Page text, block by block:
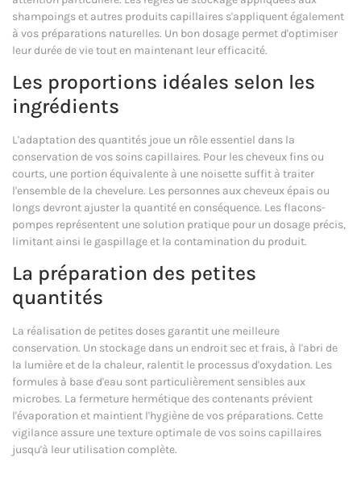
shampoings et autres produits capillaires s'appliquent également
à vos préparations naturelles. Un bon dosage permet d'optimiser
leur durée de vie tout en maintenant leur efficacité.
Les proportions idéales selon les
ingrédients
L'adaptation des quantités joue un rôle essentiel dans la
conservation de vos soins capillaires. Pour les cheveux fins ou
courts, une portion équivalente à une noisette suffit à traiter
l'ensemble de la chevelure. Les personnes aux cheveux épais ou
longs devront ajuster la quantité en conséquence. Les flacons-
pompes représentent une solution pratique pour un dosage précis,
limitant ainsi le gaspillage et la contamination du produit.
La préparation des petites
quantités
La réalisation de petites doses garantit une meilleure
conservation. Un stockage dans un endroit sec et frais, à l'abri de
la lumière et de la chaleur, ralentit le processus d'oxydation. Les
formules à base d'eau sont particulièrement sensibles aux
microbes. La fermeture hermétique des contenants prévient
l'évaporation et maintient l'hygiène de vos préparations. Cette
vigilance assure une texture optimale de vos soins capillaires
jusqu'à leur utilisation complète.